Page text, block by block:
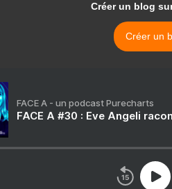
Créer un blog
Créer un
FACE A - un podcast Purecharts
FACE A #30 : Eve Angeli